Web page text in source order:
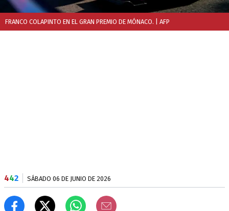
FRANCO COLAPINTO EN EL GRAN PREMIO DE MÓNACO. | AFP
442 SÁBADO 06 DE JUNIO DE 2026